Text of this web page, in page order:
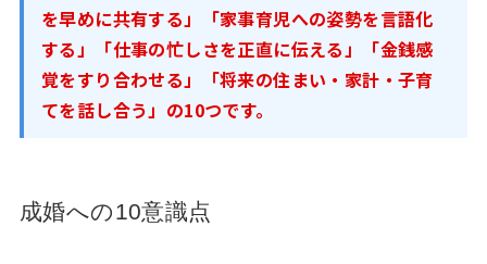
を早めに共有する」「家事育児への姿勢を言語化
する」「仕事の忙しさを正直に伝える」「金銭感
覚をすり合わせる」「将来の住まい・家計・子育
てを話し合う」の10つです。
成婚への10意識点